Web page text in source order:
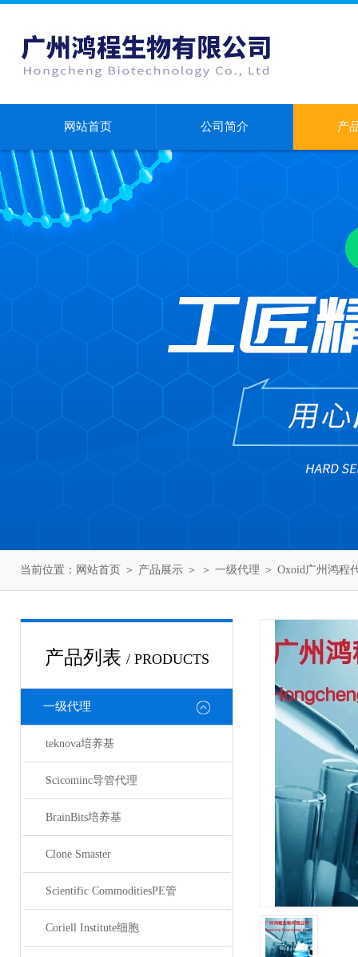
网站首页 公司简介 产
当前位置： 网站首页 ＞ 产品展示 ＞ ＞ 一级代理 ＞ Oxoid广州鸿程
产品列表 / PRODUCTS
一级代理
teknova培养基
Scicominc导管代理
BrainBits培养基
Clone Smaster
Scientific CommoditiesPE管
Coriell Institute细胞